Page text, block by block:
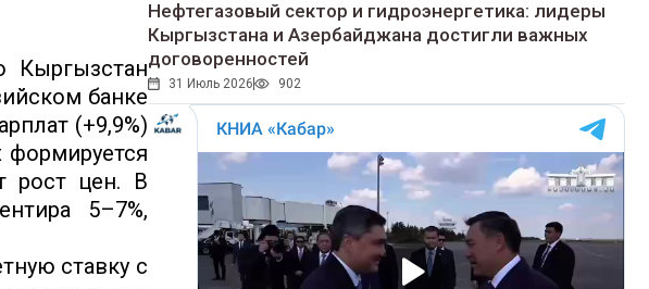
Кыргызстан
банке
(+9,9%)
формируется
рост цен. В
5–7%,
ставку с
Нефтегазовый сектор и гидроэнергетика: лидеры
Кыргызстана и Азербайджана достигли важных
договоренностей
31 Июль 2026 902